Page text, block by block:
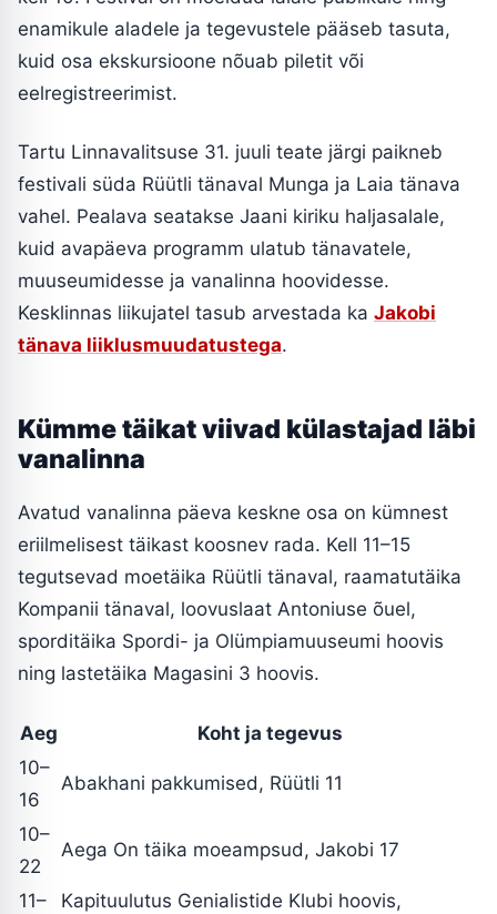
enamikule aladele ja tegevustele pääseb tasuta,
kuid osa ekskursioone nõuab piletit või
eelregistreerimist.
Tartu Linnavalitsuse 31. juuli teate järgi paikneb
festivali süda Rüütli tänaval Munga ja Laia tänava
vahel. Pealava seatakse Jaani kiriku haljasalale,
kuid avapäeva programm ulatub tänavatele,
muuseumidesse ja vanalinna hoovidesse.
Kesklinnas liikujatel tasub arvestada ka Jakobi
tänava liiklusmuudatustega.
Kümme täikat viivad külastajad läbi
vanalinna
Avatud vanalinna päeva keskne osa on kümnest
eriilmelisest täikast koosnev rada. Kell 11–15
tegutsevad moetäika Rüütli tänaval, raamatutäika
Kompanii tänaval, loovuslaat Antoniuse õuel,
sporditäika Spordi- ja Olümpiamuuseumi hoovis
ning lastetäika Magasini 3 hoovis.
Aeg
Koht ja tegevus
10–
16
Abakhani pakkumised, Rüütli 11
10–
22
Aega On täika moeampsud, Jakobi 17
11–
Kapituulutus Genialistide Klubi hoovis,